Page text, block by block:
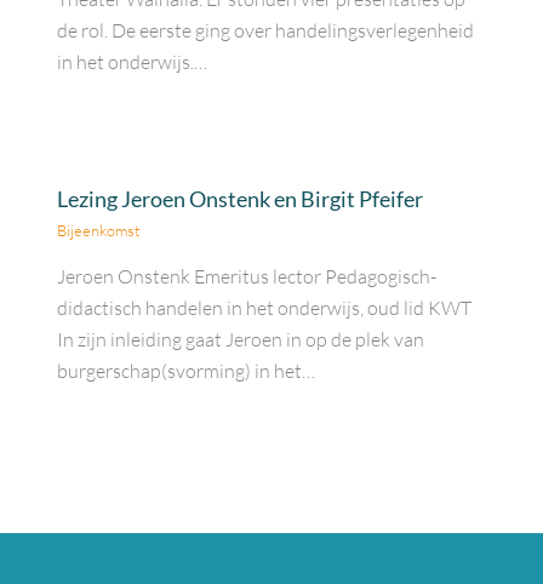
de rol. De eerste ging over handelingsverlegenheid
in het onderwijs.…
Lezing Jeroen Onstenk en Birgit Pfeifer
Bijeenkomst
Jeroen Onstenk Emeritus lector Pedagogisch-
didactisch handelen in het onderwijs, oud lid KWT
In zijn inleiding gaat Jeroen in op de plek van
burgerschap(svorming) in het…